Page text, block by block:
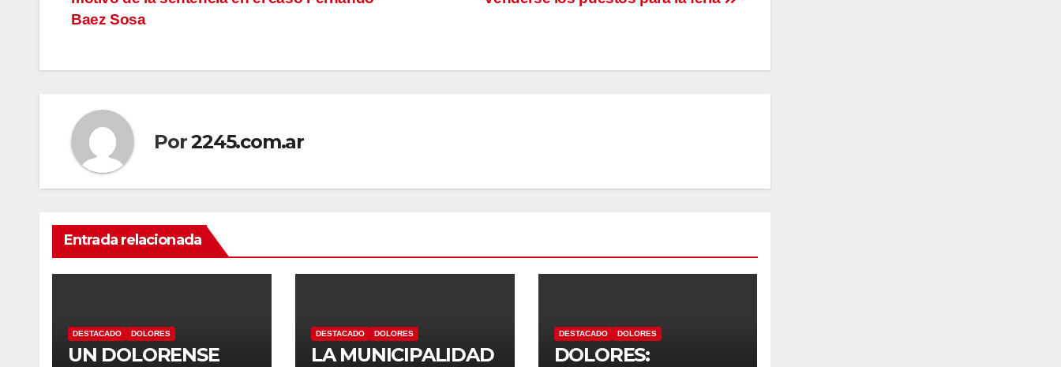
de
Baez Sosa
Por2245.com.ar
Entrada relacionada
DESTACADO DOLORES
UN DOLORENSE
DESTACADO DOLORES
LA MUNICIPALIDAD
DESTACADO DOLORES
DOLORES: